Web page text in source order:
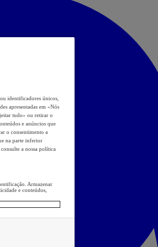
identificadores únicos,
apresentadas em «Nós
tudo» ou retirar o
e anúncios que
o consentimento a
na parte inferior
a nossa política
Armazenar
e conteúdos,